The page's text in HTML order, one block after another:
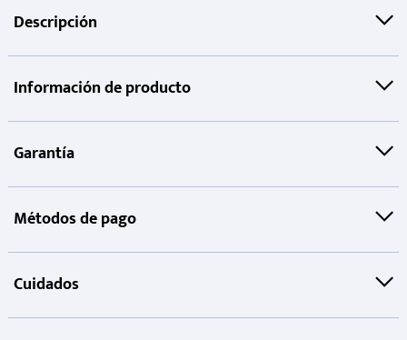
Descripción
Información de producto
Garantía
Métodos de pago
Cuidados